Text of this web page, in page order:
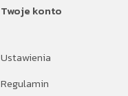
Twoje konto
Ustawienia
Regulamin